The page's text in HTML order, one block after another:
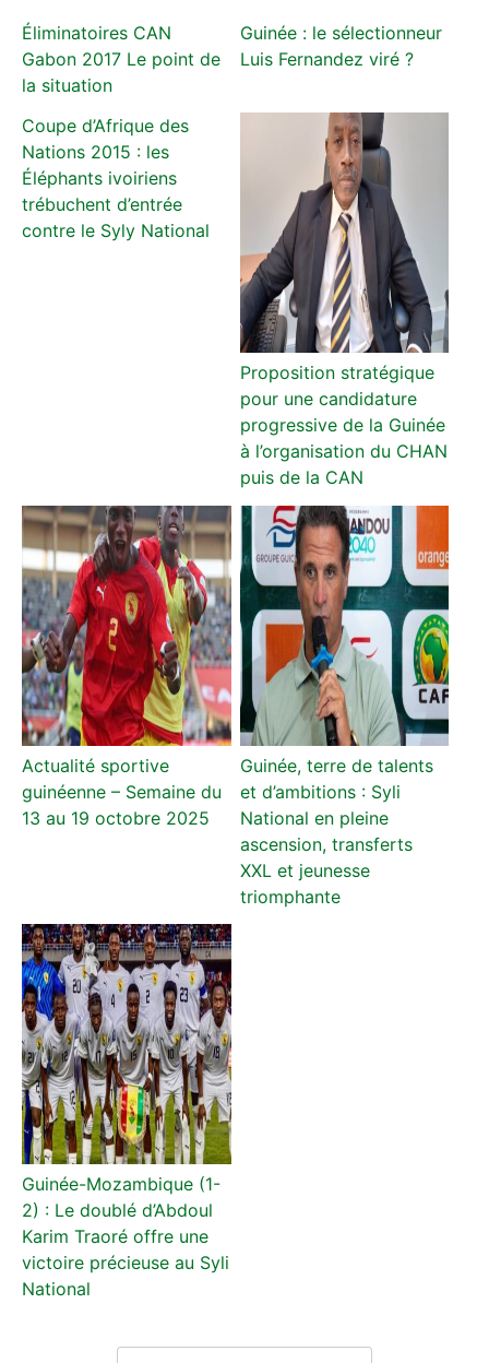
Éliminatoires CAN
Gabon 2017 Le point de
la situation
Guinée : le sélectionneur
Luis Fernandez viré ?
Coupe d’Afrique des
Nations 2015 : les
Éléphants ivoiriens
trébuchent d’entrée
contre le Syly National
Proposition stratégique
pour une candidature
progressive de la Guinée
à l’organisation du CHAN
puis de la CAN
Actualité sportive
guinéenne – Semaine du
13 au 19 octobre 2025
Guinée, terre de talents
et d’ambitions : Syli
National en pleine
ascension, transferts
XXL et jeunesse
triomphante
Guinée-Mozambique (1-
2) : Le doublé d’Abdoul
Karim Traoré offre une
victoire précieuse au Syli
National